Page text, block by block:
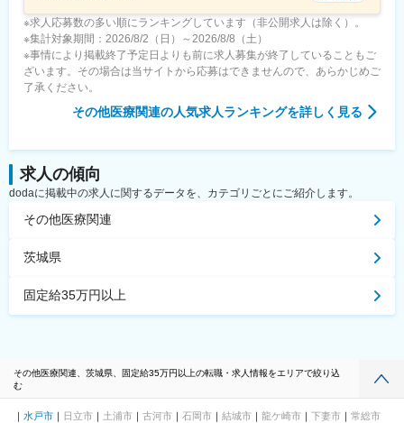
※求人応募数の多い順にランキングしています（非公開求人は除く）。
※集計対象期間：2026/8/2（日）～2026/8/8（土）
※事情により掲載終了予定日よりも前に求人募集が終了していることもご
ざいます。その場合は当サイトから応募はできませんので、あらかじめご
了承ください。
その他医療関連の人気求人ランキングを詳しく見る
求人の傾向
dodaに掲載中の求人に関するデータを、カテゴリごとにご紹介します。
その他医療関連
茨城県
固定給35万円以上
その他医療関連、茨城県、固定給35万円以上の転職・求人情報をエリアで絞り込
む
水戸市 日立市 土浦市 古河市 石岡市 結城市 龍ケ崎市 下妻市
常総市